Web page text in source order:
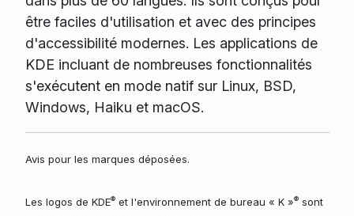
être faciles d'utilisation et avec des principes
d'accessibilité modernes. Les applications de
KDE incluant de nombreuses fonctionnalités
s'exécutent en mode natif sur Linux, BSD,
Windows, Haiku et macOS.
Avis pour les marques déposées.
Les logos de KDE®et l'environnement de bureau « K »®sont